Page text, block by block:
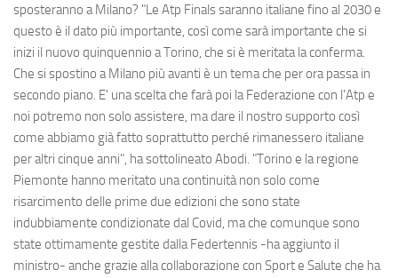
sposteranno a Milano? "Le Atp Finals saranno italiane fino al 2030 e
questo è il dato più importante, così come sarà importante che si
inizi il nuovo quinquennio a Torino, che si è meritata la conferma.
Che si spostino a Milano più avanti è un tema che per ora passa in
secondo piano. E' una scelta che farà poi la Federazione con l'Atp e
noi potremo non solo assistere, ma dare il nostro supporto così
come abbiamo già fatto soprattutto perché rimanessero italiane
per altri cinque anni", ha sottolineato Abodi. "Torino e la regione
Piemonte hanno meritato una continuità non solo come
risarcimento delle prime due edizioni che sono state
indubbiamente condizionate dal Covid, ma che comunque sono
state ottimamente gestite dalla Federtennis -ha aggiunto il
ministro- anche grazie alla collaborazione con Sport e Salute che ha